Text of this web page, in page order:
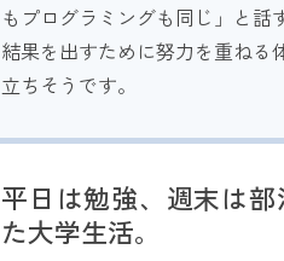
もプログラミングも同じ」と話
結果を出すために努力を重ねる
立ちそうです。
平日は勉強、週末は
た大学生活。